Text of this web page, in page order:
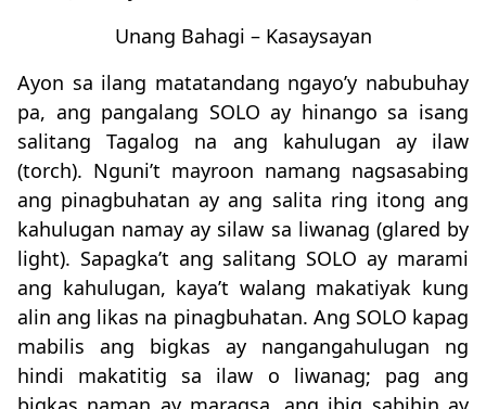
Unang Bahagi – Kasaysayan
Ayon sa ilang matatandang ngayo’y nabubuhay
pa, ang pangalang SOLO ay hinango sa isang
salitang Tagalog na ang kahulugan ay ilaw
(torch). Nguni’t mayroon namang nagsasabing
ang pinagbuhatan ay ang salita ring itong ang
kahulugan namay ay silaw sa liwanag (glared by
light). Sapagka’t ang salitang SOLO ay marami
ang kahulugan, kaya’t walang makatiyak kung
alin ang likas na pinagbuhatan. Ang SOLO kapag
mabilis ang bigkas ay nangangahulugan ng
hindi makatitig sa ilaw o liwanag; pag ang